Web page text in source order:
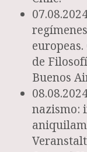
de
Buenos
nazismo: